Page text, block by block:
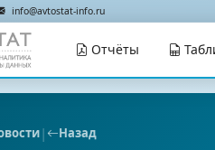
info@avtostat-info.ru
Отчёты
| Назад